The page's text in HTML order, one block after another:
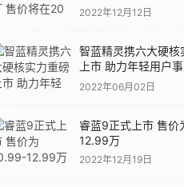
2022年12月12日
智蓝精灵携六大硬核
上市 助力年轻用户
2022年06月02日
睿蓝9正式上市 售
12.99万
2022年12月19日